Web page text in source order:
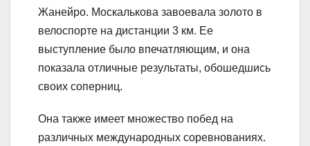
Жанейро. Москалькова завоевала золото в
велоспорте на дистанции 3 км. Ее
выступление было впечатляющим, и она
показала отличные результаты, обошедшись
своих соперниц.
Она также имеет множество побед на
различных международных соревнованиях.